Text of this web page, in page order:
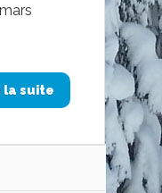
la suite